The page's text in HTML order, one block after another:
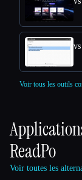
Voir tous les outils
ReadPo
Voir toutes les